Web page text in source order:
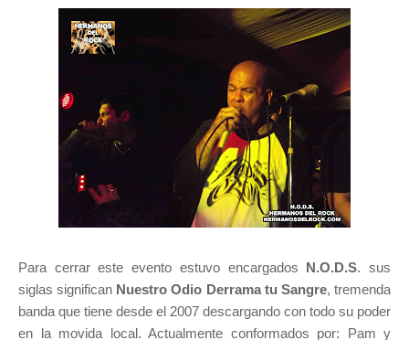
Para cerrar este evento estuvo encargados N.O.D.S. sus
siglas significan Nuestro Odio Derrama tu Sangre, tremenda
banda que tiene desde el 2007 descargando con todo su poder
en la movida local. Actualmente conformados por: Pam y